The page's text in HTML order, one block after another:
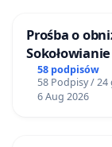
Prośba o
58 podpisów
58 Podpisy / 24
6 Aug 2026